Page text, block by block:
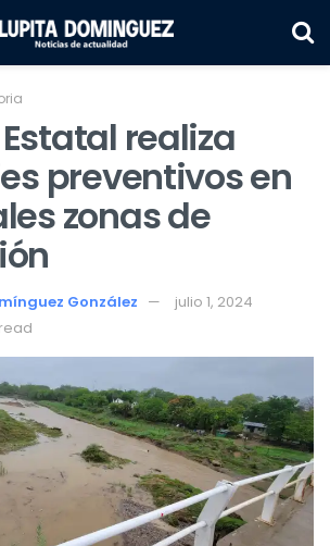
realiza
preventivos en
zonas de
González
julio 1, 2024